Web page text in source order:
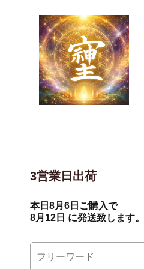
3営業日出荷
本日 8月6日 ご購入で
8月12日 に発送致します。